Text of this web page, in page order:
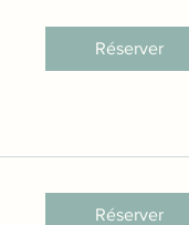
Réserver
Réserver